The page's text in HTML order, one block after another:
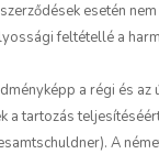
esetén
feltétellé a
a régi és az
a tartozás
). A